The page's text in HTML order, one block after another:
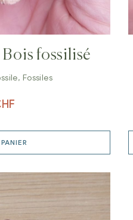
fossilisé
, Fossiles